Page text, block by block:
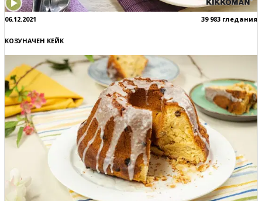
06.12.2021 39 983 гледания
КОЗУНАЧЕН КЕЙК